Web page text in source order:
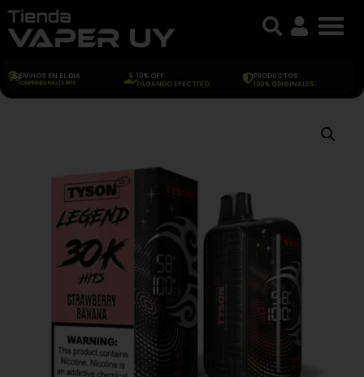
ENVIOS EN EL DIA
COMPRANDO HASTA 18HS
10% OFF
PAGANDO EFECTIVO
PRODUCTOS
100% ORIGINALES